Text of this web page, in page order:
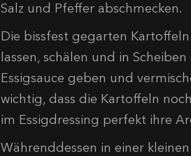
Salz und Pfeffer abschmecken.
Die bissfest gegarten
lassen, schälen und in
Essigsauce geben und
wichtig, dass die Kartoffeln
im Essigdressing perfekt ihre
Währenddessen in einer